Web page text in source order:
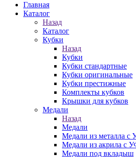
Главная
Каталог
Назад
Каталог
Кубки
Назад
Кубки
Кубки стандартные
Кубки оригинальные
Кубки престижные
Комплекты кубков
Крышки для кубков
Медали
Назад
Медали
Медали из металла с
Медали из акрила с
Медали под вкладыш